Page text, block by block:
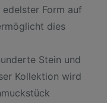
edelster Form auf
dies
Stein und
Kollektion wird